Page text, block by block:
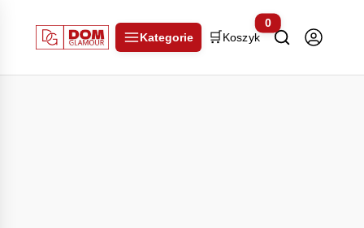
Kategorie 🛒 Koszyk
0